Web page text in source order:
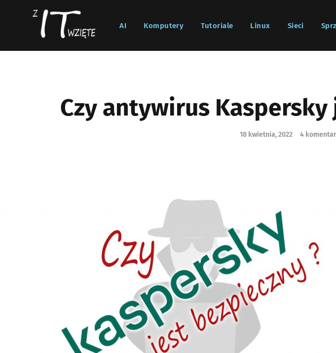
AI Komputery Tutoriale Linux Sieci
Czy antywirus
18 kwietnia, 2022 4